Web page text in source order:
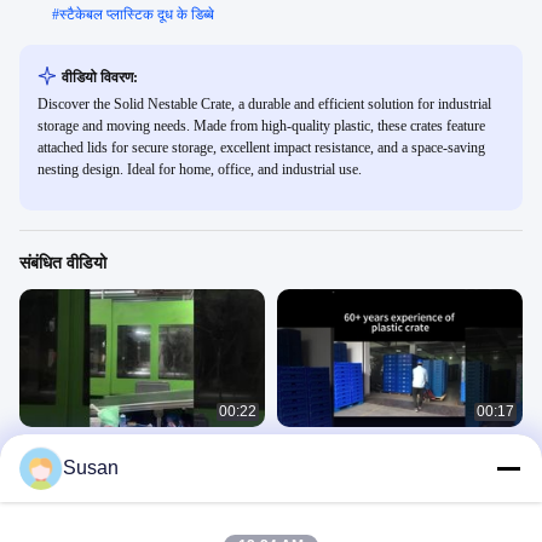
#स्टैकेबल प्लास्टिक दूध के डिब्बे
वीडियो विवरण:
Discover the Solid Nestable Crate, a durable and efficient solution for industrial
storage and moving needs. Made from high-quality plastic, these crates feature
attached lids for secure storage, excellent impact resistance, and a space-saving
nesting design. Ideal for home, office, and industrial use.
संबंधित वीडियो
00:22
प्लास्टिक के डिब्बे स्टैकेबल प्लास्टिक टर्नओवर
डिब्बे अंतरिक्ष बचत के लिए फोल्डेबल डिब्बे
उत्पाद
00:17
Susan